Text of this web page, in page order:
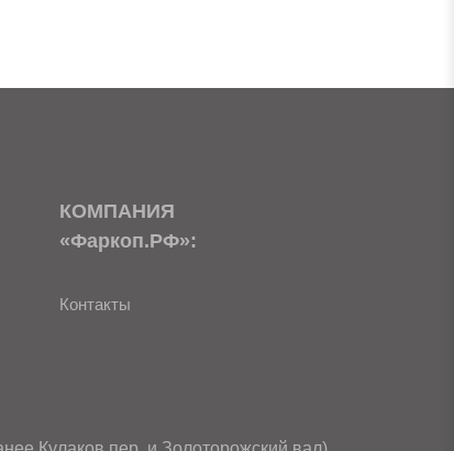
КОМПАНИЯ
«Фаркоп.РФ»:
Контакты